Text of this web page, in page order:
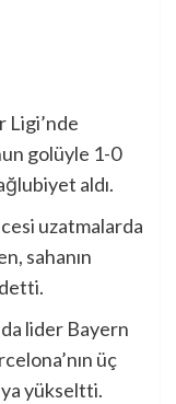
Ligi’nde
golüyle 1-0
aldı.
uzatmalarda
sahanın
lider Bayern
üç
yükseltti.